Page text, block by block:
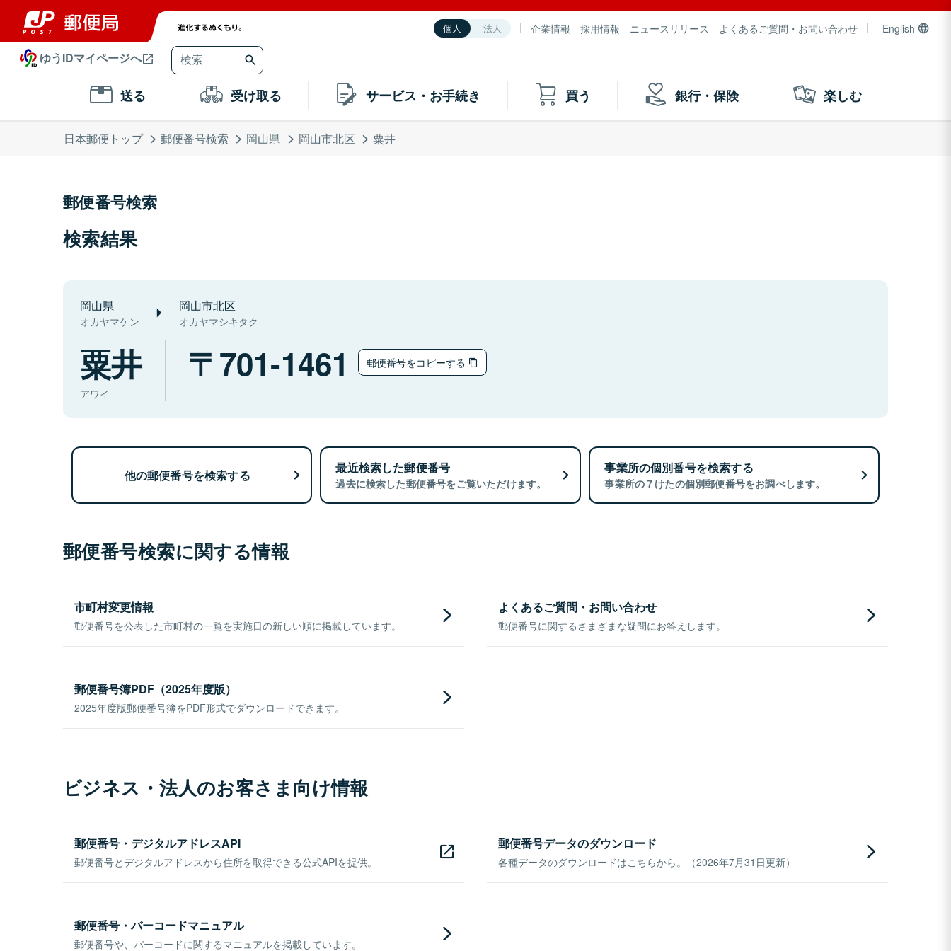
個人 法人 企業情報 採用情報 ニュースリリース よくあるご質問・お問い合わせ English
ゆうIDマイページへ
送る 受け取る サービス・お手続き 買う 銀行・保険 楽しむ
日本郵便トップ 郵便番号検索 岡山県 岡山市北区 粟井
郵便番号検索
検索結果
岡山県
オカヤマケン
岡山市北区
オカヤマシキタク
粟井
アワイ
701-1461 郵便番号をコピーする
他の郵便番号を検索する 最近検索した郵便番号
過去に検索した郵便番号をご覧いただけます。
事業所の個別番号を検索する
事業所の７けたの個別郵便番号をお調べします。
郵便番号検索に関する情報
市町村変更情報
郵便番号を公表した市町村の一覧を実施日の新しい順に掲載しています。
よくあるご質問・お問い合わせ
郵便番号に関するさまざまな疑問にお答えします。
郵便番号簿PDF（2025年度版）
2025年度版郵便番号簿をPDF形式でダウンロードできます。
ビジネス・法人のお客さま向け情報
郵便番号・デジタルアドレスAPI
郵便番号とデジタルアドレスから住所を取得できる公式APIを提供。
郵便番号データのダウンロード
各種データのダウンロードはこちらから。（2026年7月31日更新）
郵便番号・バーコードマニュアル
郵便番号や、バーコードに関するマニュアルを掲載しています。